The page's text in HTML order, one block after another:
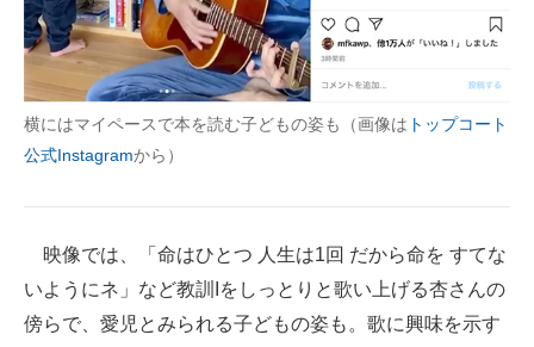
横にはマイペースで本を読む子どもの姿も（画像は トップコート
公式Instagramから）
映像では、「命はひとつ 人生は1回 だから命を すてな
いようにネ」など教訓Iをしっとりと歌い上げる杏さんの
傍らで、愛児とみられる子どもの姿も。歌に興味を示す